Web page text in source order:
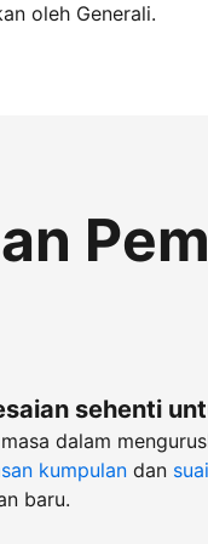
oleh Generali.
sehenti
dalam
kumpulan dan
baru.